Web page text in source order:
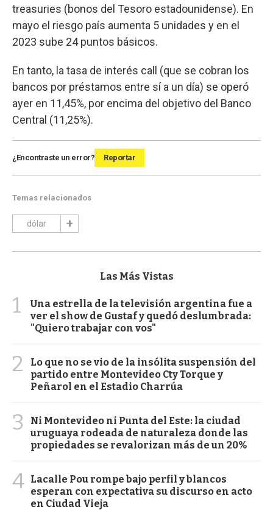
treasuries (bonos del Tesoro estadounidense). En
mayo el riesgo país aumenta 5 unidades y en el
2023 sube 24 puntos básicos.
En tanto, la tasa de interés call (que se cobran los
bancos por préstamos entre sí a un día) se operó
ayer en 11,45%, por encima del objetivo del Banco
Central (11,25%).
¿Encontraste un error? Reportar
Temas relacionados
dólar
Las Más Vistas
1
Una estrella de la televisión argentina fue a
ver el show de Gustaf y quedó deslumbrada:
"Quiero trabajar con vos"
2
Lo que no se vio de la insólita suspensión del
partido entre Montevideo Cty Torque y
Peñarol en el Estadio Charrúa
3
Ni Montevideo ni Punta del Este: la ciudad
uruguaya rodeada de naturaleza donde las
propiedades se revalorizan más de un 20%
4 Lacalle Pou rompe bajo perfil y blancos
esperan con expectativa su discurso en acto
en Ciudad Vieja